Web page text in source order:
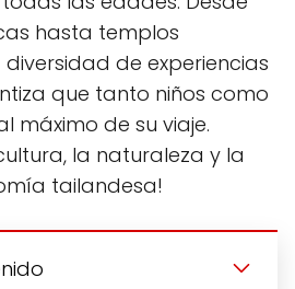
hasta templos
de experiencias
que tanto niños como
máximo de su viaje.
la naturaleza y la
tailandesa!